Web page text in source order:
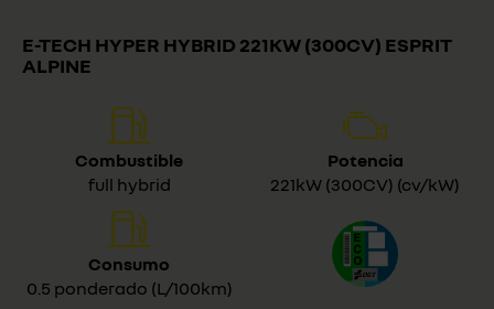
E-TECH HYPER HYBRID 221KW (300CV) ESPRIT
ALPINE
Combustible
full hybrid
Potencia
221kW (300CV) (cv/kW)
Consumo
0.5 ponderado (L/100km)